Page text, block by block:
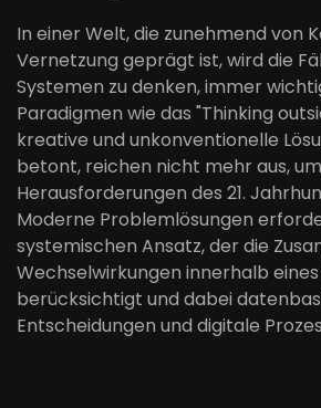
In einer Welt, die zunehmend von
Vernetzung geprägt ist, wird die
Systemen zu denken, immer
Paradigmen wie das "Thinking
kreative und unkonventionelle
betont, reichen nicht mehr aus,
Herausforderungen des 21.
Moderne Problemlösungen
systemischen Ansatz, der die
Wechselwirkungen innerhalb
berücksichtigt und dabei
Entscheidungen und digitale